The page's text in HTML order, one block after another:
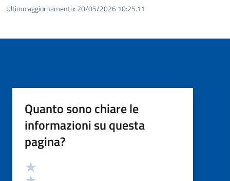
Ultimo aggiornamento: 20/05/2026 10:25.11
Quanto sono chiare le
informazioni su questa
pagina?
Valutazione